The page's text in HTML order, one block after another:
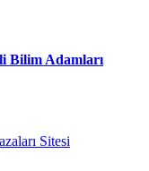
Bilim Adamları